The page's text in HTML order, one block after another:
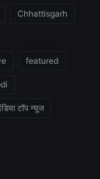
Chhattisgarh
featured
टॉप न्यूज